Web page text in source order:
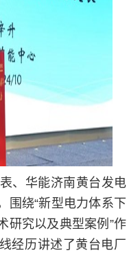
、华能济南黄台发电
围绕“新型电力体系下
研究以及典型案例”作
经历讲述了黄台电厂